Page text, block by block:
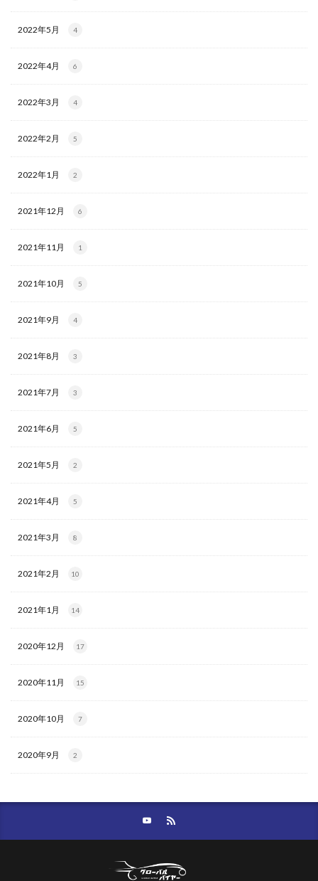
2022年5月 4
2022年4月 6
2022年3月 4
2022年2月 5
2022年1月 2
2021年12月 6
2021年11月 1
2021年10月 5
2021年9月 4
2021年8月 3
2021年7月 3
2021年6月 5
2021年5月 2
2021年4月 5
2021年3月 8
2021年2月 10
2021年1月 14
2020年12月 17
2020年11月 15
2020年10月 7
2020年9月 2